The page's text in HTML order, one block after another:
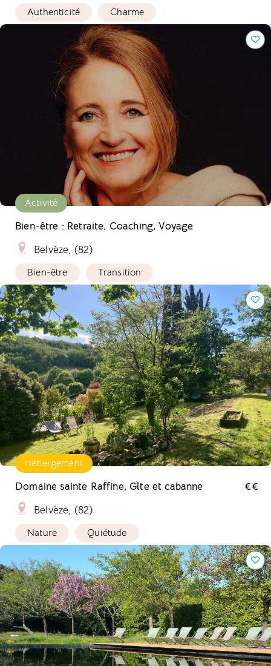
Authenticité Charme
Activité
Bien-être : Retraite, Coaching, Voyage
Belvèze, (82)
Bien-être Transition
Bien-être : Retraite, Coaching, Voyage
Hébergement
Domaine sainte Raffine, Gîte et cabanne
€€
Belvèze, (82)
Nature Quiétude
Domaine sainte Raffine, Gîte et cabanne
Pierres de Soleil, l'insolite au rythme du vivant